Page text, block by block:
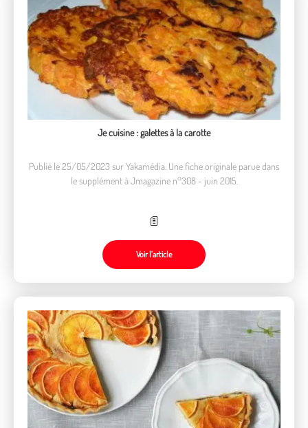
Je cuisine : galettes à la carotte
Publié le 25/05/2023 sur Yakamédia. Une fiche originale parue dans
le supplément à Jmagazine n°308 - juin 2015.
Voir l’article